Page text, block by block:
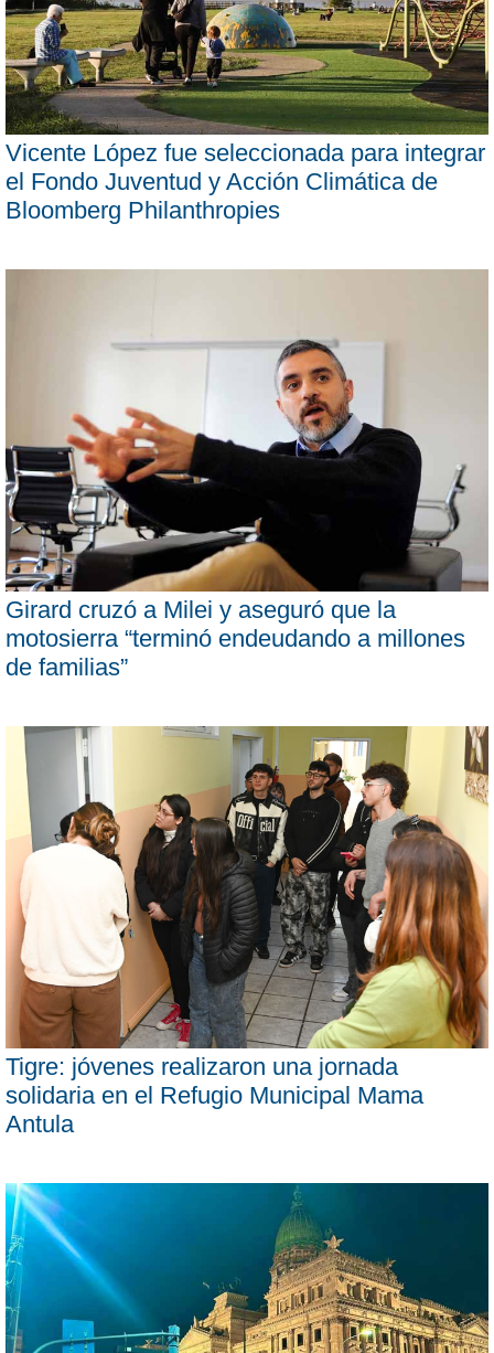
Vicente López fue seleccionada para integrar
el Fondo Juventud y Acción Climática de
Bloomberg Philanthropies
Girard cruzó a Milei y aseguró que la
motosierra “terminó endeudando a millones
de familias”
Tigre: jóvenes realizaron una jornada
solidaria en el Refugio Municipal Mama
Antula